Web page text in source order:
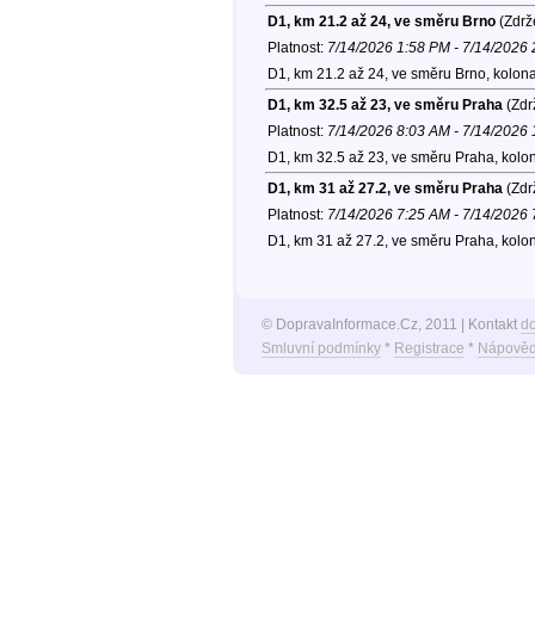
D1, km 21.2 až 24, ve směru Brno
Platnost: 7/14/2026 1:58 PM - 7/14/2026
D1, km 21.2 až 24, ve směru Brno,
D1, km 32.5 až 23, ve směru Praha
Platnost: 7/14/2026 8:03 AM - 7/14/2026
D1, km 32.5 až 23, ve směru Praha,
D1, km 31 až 27.2, ve směru Praha
Platnost: 7/14/2026 7:25 AM - 7/14/2026
D1, km 31 až 27.2, ve směru Praha,
© DopravaInformace.Cz, 2011 | Kontakt
Smluvní podmínky* Registrace *